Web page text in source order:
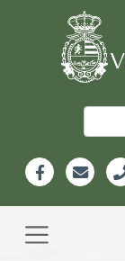
Información
Header
navigation